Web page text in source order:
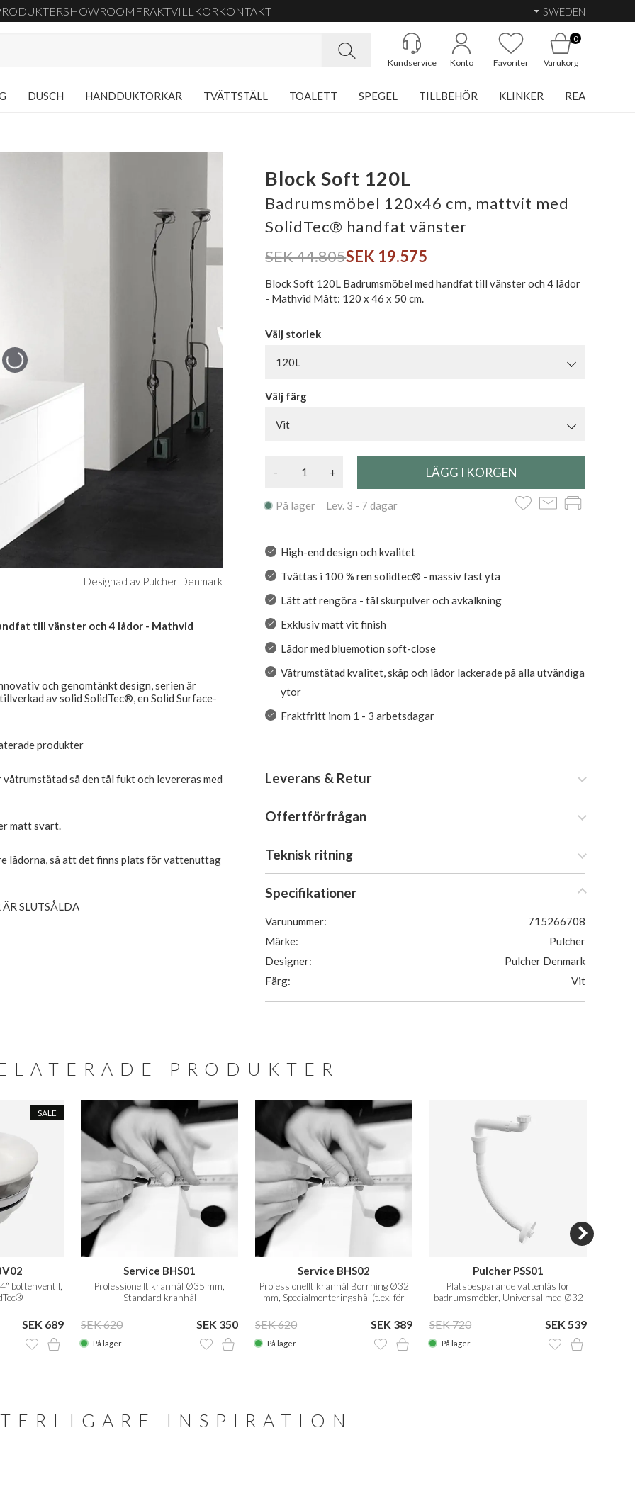
SHOWROOM FRAKTVILLKORKONTAKT SWEDEN
Kundservice Konto Favoriter
0
Varukorg
DUSCH HANDDUKTORKAR TVÄTTSTÄLL TOALETT SPEGEL TILLBEHÖR KLINKER REA
Designad av Pulcher Denmark
till vänster och 4 lådor - Mathvid
och genomtänkt design, serien är
av solid SolidTec®, en Solid Surface-
produkter
så den tål fukt och levereras med
matt svart.
lådorna, så att det finns plats för vattenuttag
SLUTSÅLDA
Block Soft 120L
Badrumsmöbel 120x46 cm, mattvit med
SolidTec® handfat vänster
SEK 44.805SEK 19.575
Block Soft 120L Badrumsmöbel med handfat till vänster och 4 lådor
- Mathvid Mått: 120 x 46 x 50 cm.
Välj storlek
120L
Välj färg
Vit
- +
På lager Lev. 3 - 7 dagar
High-end design och kvalitet
Tvättas i 100 % ren solidtec® - massiv fast yta
Lätt att rengöra - tål skurpulver och avkalkning
Exklusiv matt vit finish
Lådor med bluemotion soft-close
Våtrumstätad kvalitet, skåp och lådor lackerade på alla utvändiga
ytor
Fraktfritt inom 1 - 3 arbetsdagar
Leverans & Retur
Offertförfrågan
Teknisk ritning
Specifikationer
Varunummer:
715266708
Märke:
Pulcher
Designer:
Pulcher Denmark
Färg:
Vit
PRODUKTER
SALE
bottenventil,
SEK 689
Service BHS01
Professionellt kranhål Ø35 mm,
Standard kranhål
SEK 620 SEK 350
På lager
Service BHS02
Professionellt kranhål Borrning Ø32
mm, Specialmonteringshål (t.ex. för
SEK 620 SEK 389
På lager
Pulcher PSS01
Platsbesparande vattenlås för
badrumsmöbler, Universal med Ø32
SEK 720 SEK 539
På lager
INSPIRATION